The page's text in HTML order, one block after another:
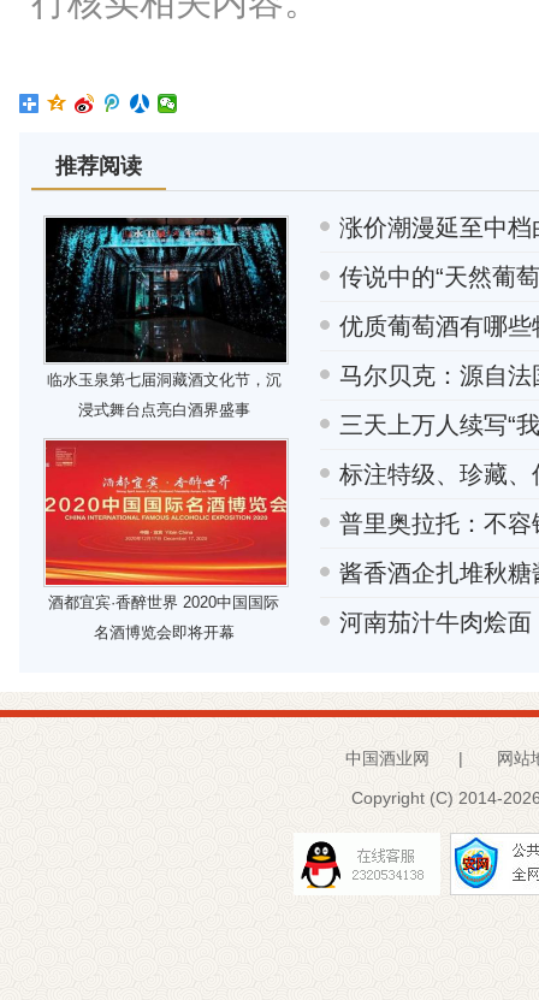
推荐阅读
临水玉泉第七届洞藏酒文化节，沉
浸式舞台点亮白酒界盛事
酒都宜宾·香醉世界 2020中国国际
名酒博览会即将开幕
涨价潮漫延至中档
传说中的“天然葡
优质葡萄酒有哪些
马尔贝克：源自
三天上万人续写“
标注特级、珍藏
普里奥拉托：不
酱香酒企扎堆秋
河南茄汁牛肉烩面
中国酒业网 | 网站
Copyright (C) 2014-